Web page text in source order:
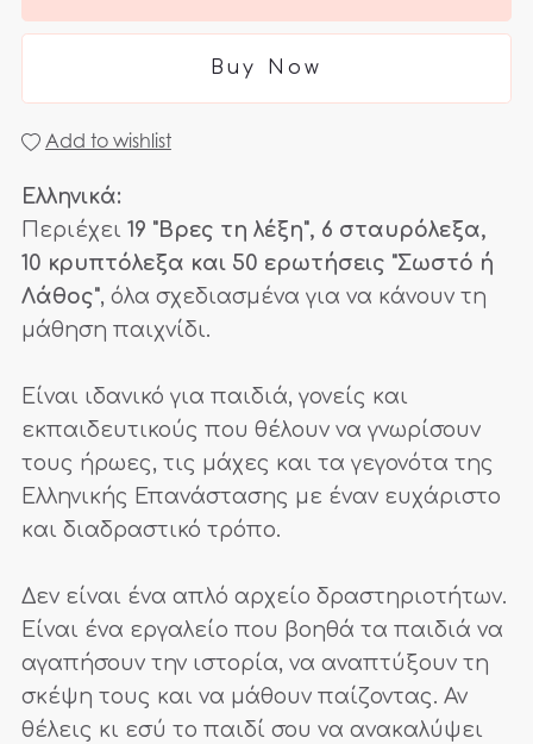
Buy Now
Add to wishlist
Ελληνικά:
Περιέχει 19 "Βρες τη λέξη", 6 σταυρόλεξα,
10 κρυπτόλεξα και 50 ερωτήσεις "Σωστό ή
Λάθος", όλα σχεδιασμένα για να κάνουν τη
μάθηση παιχνίδι.
Είναι ιδανικό για παιδιά, γονείς και
εκπαιδευτικούς που θέλουν να γνωρίσουν
τους ήρωες, τις μάχες και τα γεγονότα της
Ελληνικής Επανάστασης με έναν ευχάριστο
και διαδραστικό τρόπο.
Δεν είναι ένα απλό αρχείο δραστηριοτήτων.
Είναι ένα εργαλείο που βοηθά τα παιδιά να
αγαπήσουν την ιστορία, να αναπτύξουν τη
σκέψη τους και να μάθουν παίζοντας. Αν
θέλεις κι εσύ το παιδί σου να ανακαλύψει